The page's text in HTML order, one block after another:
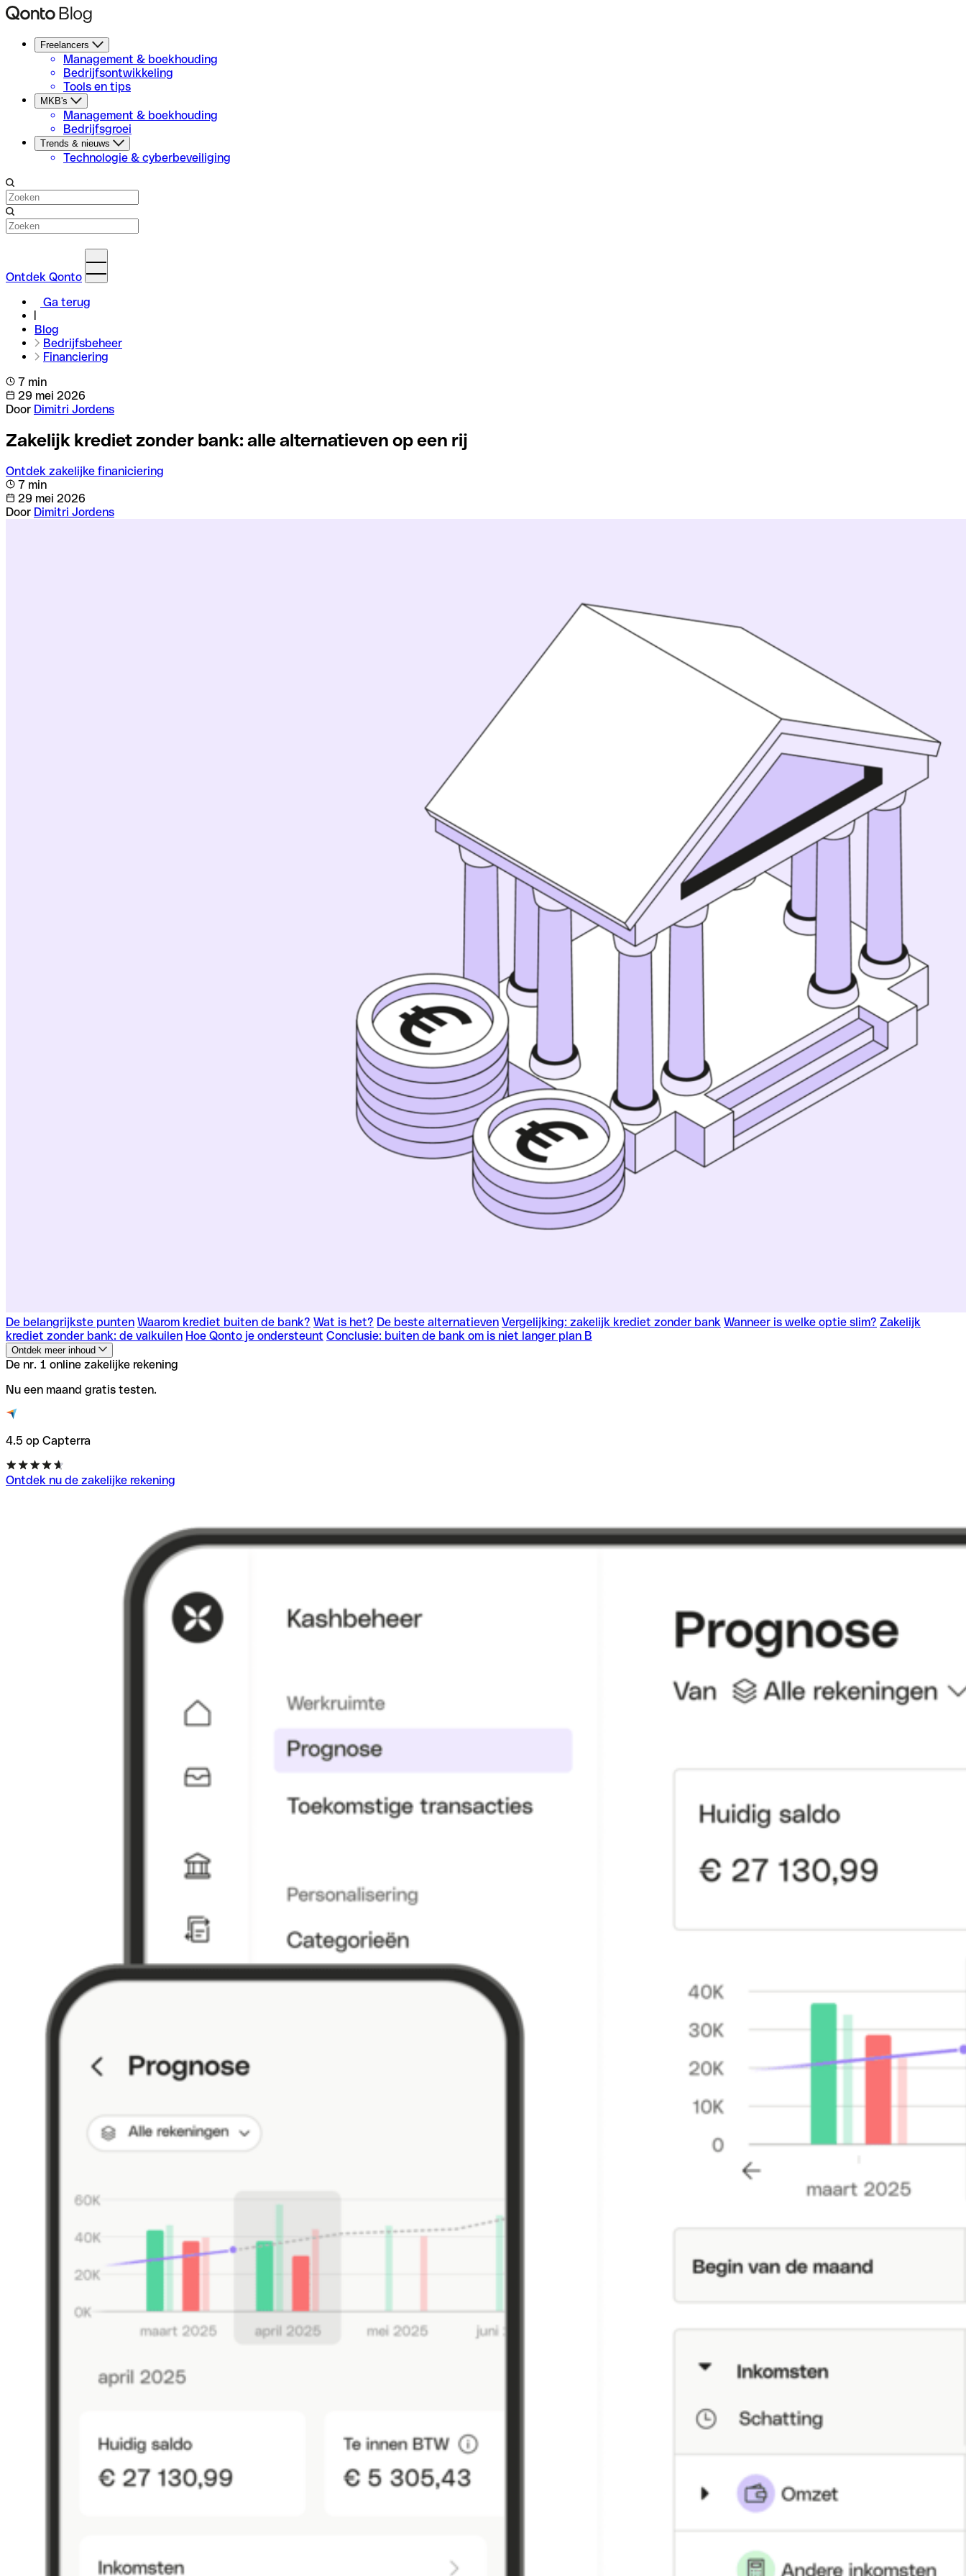
Freelancers
Management & boekhouding
Bedrijfsontwikkeling
Tools en tips
MKB's
Management & boekhouding
Bedrijfsgroei
Trends & nieuws
Technologie & cyberbeveiliging
Ontdek Qonto
Ga terug
Blog
Bedrijfsbeheer
Financiering
7 min
29 mei 2026
Door Dimitri Jordens
Zakelijk krediet zonder bank: alle alternatieven op een rij
Ontdek zakelijke finaniciering
7 min
29 mei 2026
Door Dimitri Jordens
De belangrijkste punten Waarom krediet buiten de bank? Wat is het? De beste alternatieven Vergelijking: zakelijk krediet zonder bank Wanneer is welke optie slim? Zakelijk
krediet zonder bank: de valkuilen Hoe Qonto je ondersteunt Conclusie: buiten de bank om is niet langer plan B
Ontdek meer inhoud
De nr. 1 online zakelijke rekening
Nu een maand gratis testen.
4.5 op Capterra
Ontdek nu de zakelijke rekening